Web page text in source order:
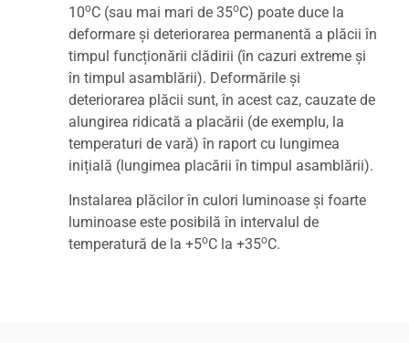
10oC (sau mai mari de 35oC) poate duce la
deformare și deteriorarea permanentă a plăcii în
timpul funcționării clădirii (în cazuri extreme și
în timpul asamblării). Deformările și
deteriorarea plăcii sunt, în acest caz, cauzate de
alungirea ridicată a placării (de exemplu, la
temperaturi de vară) în raport cu lungimea
inițială (lungimea placării în timpul asamblării).
Instalarea plăcilor în culori luminoase și foarte
luminoase este posibilă în intervalul de
temperatură de la +5oC la +35oC.